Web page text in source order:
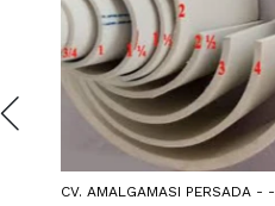
CV. AMALGAMASI PERSADA - -